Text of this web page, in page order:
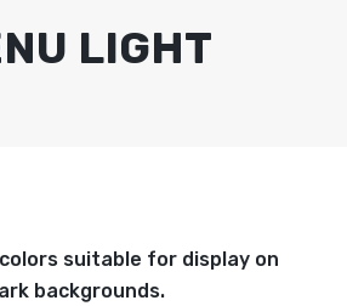
LIGHT
suitable for display on
backgrounds.